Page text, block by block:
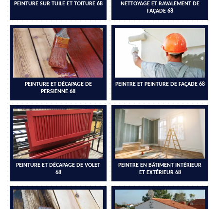
PEINTURE SUR TUILE ET TOITURE 68
NETTOYAGE ET RAVALEMENT DE
FAÇADE 68
PEINTURE ET DÉCAPAGE DE
PERSIENNE 68
PEINTRE ET PEINTURE DE FAÇADE 68
PEINTURE ET DÉCAPAGE DE VOLET
68
PEINTRE EN BÂTIMENT INTÉRIEUR
ET EXTÉRIEUR 68